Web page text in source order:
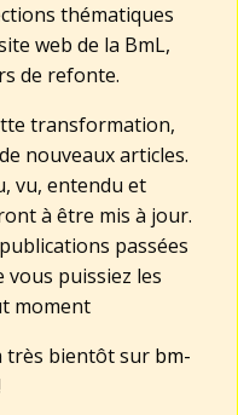
thématiques
web de la BmL,
de refonte.
transformation,
nouveaux articles.
vu, entendu et
à être mis à jour.
passées
vous puissiez les
moment
très bientôt sur bm-